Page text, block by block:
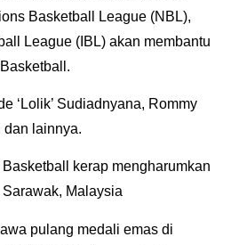
Basketball League (NBL),
League (IBL) akan membantu
‘Lolik’ Sudiadnyana, Rommy
dan lainnya.
kerap mengharumkan
Malaysia
pulang medali emas di